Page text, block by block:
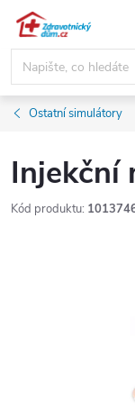
Přejít
obsah
Ostatní simulátory
Injekční
Kód produktu: